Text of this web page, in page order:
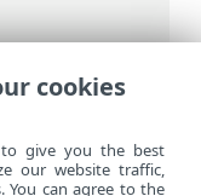
主菜单>
组上的事件
cookies
give you the best
our website traffic,
You can agree to the